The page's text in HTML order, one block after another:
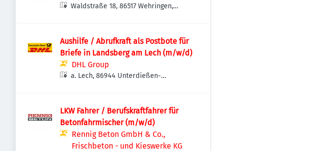
Waldstraße 18, 86517 Wehringen,
Aushilfe / Abrufkraft als Postbote für
Briefe in Landsberg am Lech (m/w/d)
DHL Group
a. Lech, 86944 Unterdießen-
LKW Fahrer / Berufskraftfahrer für
Betonfahrmischer (m/w/d)
Rennig Beton GmbH & Co.,
Frischbeton - und Kieswerke KG